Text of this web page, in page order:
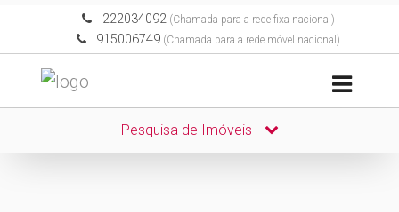
222034092(Chamada para a rede fixa nacional)
915006749 (Chamada para a rede móvel nacional)
Pesquisa de Imóveis